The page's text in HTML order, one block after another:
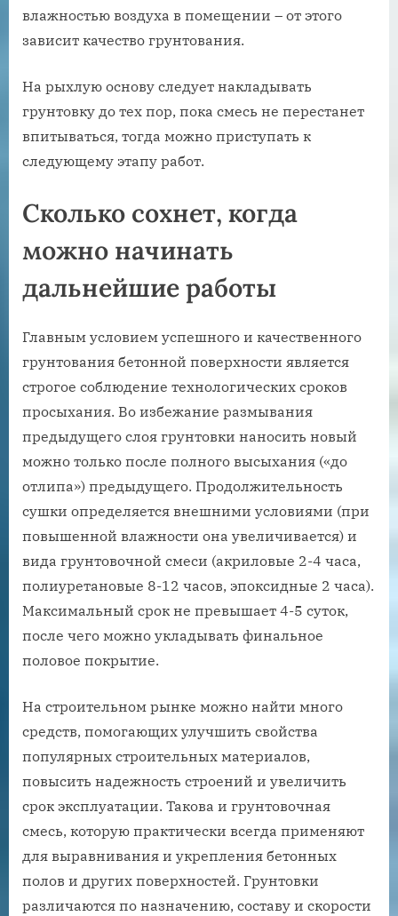
влажностью воздуха в помещении – от этого
зависит качество грунтования.
На рыхлую основу следует накладывать
грунтовку до тех пор, пока смесь не перестанет
впитываться, тогда можно приступать к
следующему этапу работ.
Сколько сохнет, когда
можно начинать
дальнейшие работы
Главным условием успешного и качественного
грунтования бетонной поверхности является
строгое соблюдение технологических сроков
просыхания. Во избежание размывания
предыдущего слоя грунтовки наносить новый
можно только после полного высыхания («до
отлипа») предыдущего. Продолжительность
сушки определяется внешними условиями (при
повышенной влажности она увеличивается) и
вида грунтовочной смеси (акриловые 2-4 часа,
полиуретановые 8-12 часов, эпоксидные 2 часа).
Максимальный срок не превышает 4-5 суток,
после чего можно укладывать финальное
половое покрытие.
На строительном рынке можно найти много
средств, помогающих улучшить свойства
популярных строительных материалов,
повысить надежность строений и увеличить
срок эксплуатации. Такова и грунтовочная
смесь, которую практически всегда применяют
для выравнивания и укрепления бетонных
полов и других поверхностей. Грунтовки
различаются по назначению, составу и скорости